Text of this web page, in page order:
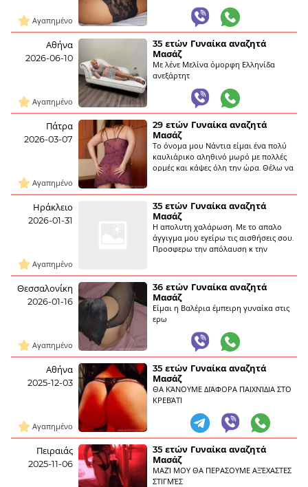
Αγαπημένο
Αθήνα
2026-06-10
Αγαπημένο
35 ετών Γυναίκα αναζητά
Μασάζ
Με λένε Μελίνα όμορφη Ελληνίδα
ανεξάρτητ
Πάτρα
2026-03-07
Αγαπημένο
29 ετών Γυναίκα αναζητά
Μασάζ
Το όνομα μου Νάντια είμαι ένα πολύ
καυλιάρικο αληθινό μωρό με πολλές
ορμές και κάψες όλη την ώρα. Θέλω να
καυτά. Έχω δικό μου χ
Ηράκλειο
2026-01-31
Αγαπημένο
35 ετών Γυναίκα αναζητά
Μασάζ
Η απολυτη χαλάρωση. Με το απαλο
άγγιγμα μου εγείρω τις αισθήσεις σου.
Προσφερω την απόλαυση κ την
Θεσσαλονίκη
2026-01-16
Αγαπημένο
36 ετών Γυναίκα αναζητά
Μασάζ
Είμαι η Βαλέρια έμπειρη γυναίκα στις
ερω
Αθήνα
2025-12-03
Αγαπημένο
35 ετών Γυναίκα αναζητά
Μασάζ
ΘΑ ΚΆΝΟΥΜΕ ΔΙΆΦΟΡΑ ΠΑΙΧΝΊΔΙΑ ΣΤΟ
ΚΡΕΒΆΤΙ
Πειραιάς
2025-11-06
35 ετών Γυναίκα αναζητά
Μασάζ
ΜΑΖΊ ΜΟΥ ΘΑ ΠΕΡΑΣΟΥΜΕ ΑΞΈΧΑΣΤΕΣ
ΣΤΙΓΜΈΣ